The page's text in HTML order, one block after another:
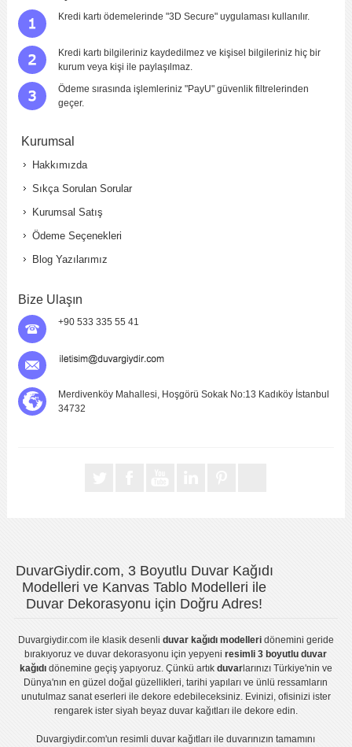
Kredi kartı ödemelerinde "3D Secure" uygulaması kullanılır.
Kredi kartı bilgileriniz kaydedilmez ve kişisel bilgileriniz hiç bir
kurum veya kişi ile paylaşılmaz.
Ödeme sırasında işlemleriniz "PayU" güvenlik filtrelerinden
geçer.
Kurumsal
Hakkımızda
Sıkça Sorulan Sorular
Kurumsal Satış
Ödeme Seçenekleri
Blog Yazılarımız
Bize Ulaşın
+90 533 335 55 41
Merdivenköy Mahallesi, Hoşgörü Sokak No:13 Kadıköy İstanbul
34732
DuvarGiydir.com, 3 Boyutlu Duvar Kağıdı
Modelleri ve Kanvas Tablo Modelleri ile
Duvar Dekorasyonu için Doğru Adres!
Duvargiydir.comile klasik desenli duvar kağıdı modelleridönemini geride
bırakıyoruz veduvar dekorasyonu için yepyeniresimli 3 boyutlu duvar
kağıdıdönemine geçiş yapıyoruz. Çünkü artık duvarlarınızı Türkiye'nin ve
Dünya'nın en güzel doğal güzellikleri, tarihi yapıları ve ünlü ressamların
unutulmaz sanat eserleri ile dekore edebileceksiniz. Evinizi, ofisinizi ister
rengarek ister siyah beyaz duvar kağıtlarıile dekore edin.
Duvargiydir.com'unresimli duvar kağıtları ile duvarınızın tamamını